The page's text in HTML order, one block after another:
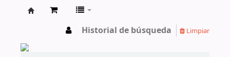
Historial de búsqueda Limpiar